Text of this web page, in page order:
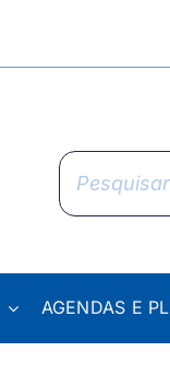
Pesquisar
produtos
AGENDAS E